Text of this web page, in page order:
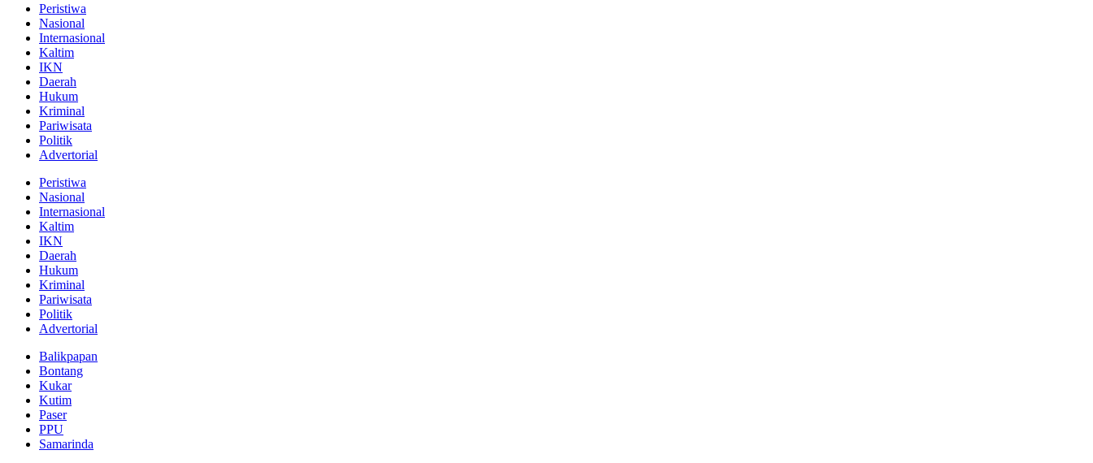
Peristiwa
Nasional
Internasional
Kaltim
IKN
Daerah
Hukum
Kriminal
Pariwisata
Politik
Advertorial
Peristiwa
Nasional
Internasional
Kaltim
IKN
Daerah
Hukum
Kriminal
Pariwisata
Politik
Advertorial
Balikpapan
Bontang
Kukar
Kutim
Paser
PPU
Samarinda